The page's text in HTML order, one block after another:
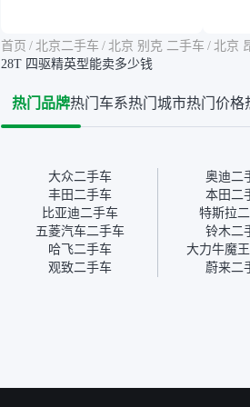
况。我拿到你们的信息之
后，自己又在线上去做了一
台），同时也找了朋友帮忙
线下看车。结果跟你们的报
我第一天看车，第二天你们
就约我到店，我第三天去提
的车。去之前我提前跟交接
人员说好，到了之后要当着
我的面再做一次复检，你们
也安排了师傅，服务可以，
速度很快。体验下来自营车
平
竟
多
首页 / 北京二手车 / 北京 别克 二手车 / 北京
28T 四驱精英型能卖多少钱
热门品牌热门车系热门城市热门价格
大众二手车 奥迪二
丰田二手车
本田二
比亚迪二手车
特斯拉
五菱汽车二手车
铃木二
哈飞二手车
大力牛魔
观致二手车
蔚来二